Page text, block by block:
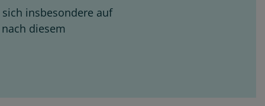
insbesondere auf
diesem